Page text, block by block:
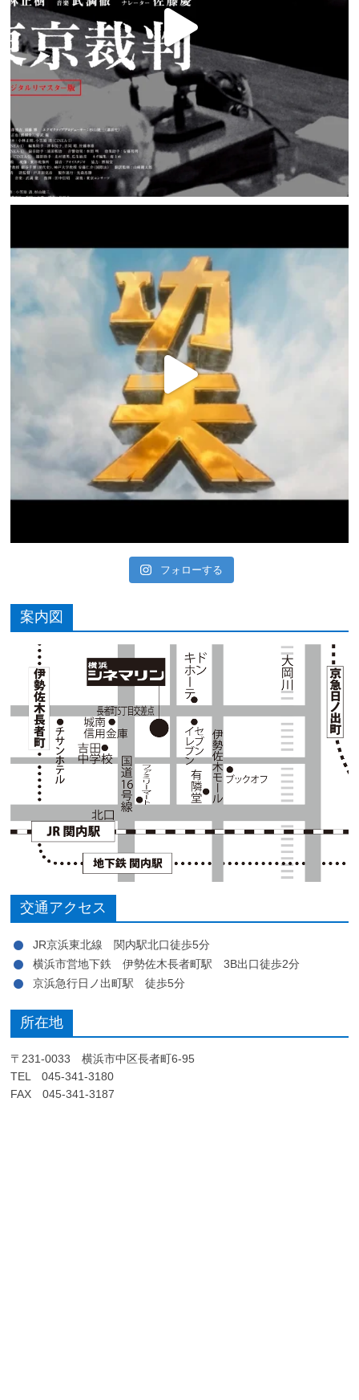
フォローする
案内図
交通アクセス
JR京浜東北線 関内駅北口徒歩5分
横浜市営地下鉄 伊勢佐木長者町駅 3B出口徒歩2分
京浜急行日ノ出町駅 徒歩5分
所在地
〒231-0033 横浜市中区長者町6-95
TEL 045-341-3180
FAX 045-341-3187